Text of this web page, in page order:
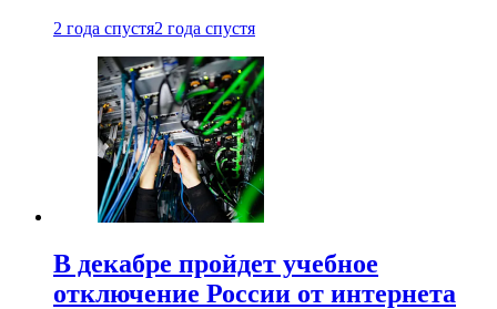
2 года спустя2 года спустя
В декабре пройдет учебное
отключение России от интернета